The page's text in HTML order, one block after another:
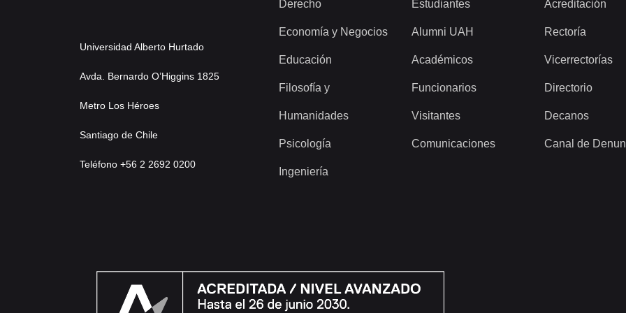
Universidad Alberto Hurtado
Avda. Bernardo O’Higgins 1825
Metro Los Héroes
Santiago de Chile
Teléfono +56 2 2692 0200
Derecho
Economía y Negocios
Educación
Filosofía y
Humanidades
Psicología
Ingeniería
Estudiantes
Alumni UAH
Académicos
Funcionarios
Visitantes
Comunicaciones
Acreditación
Rectoría
Vicerrectorías
Directorio
Decanos
Canal de